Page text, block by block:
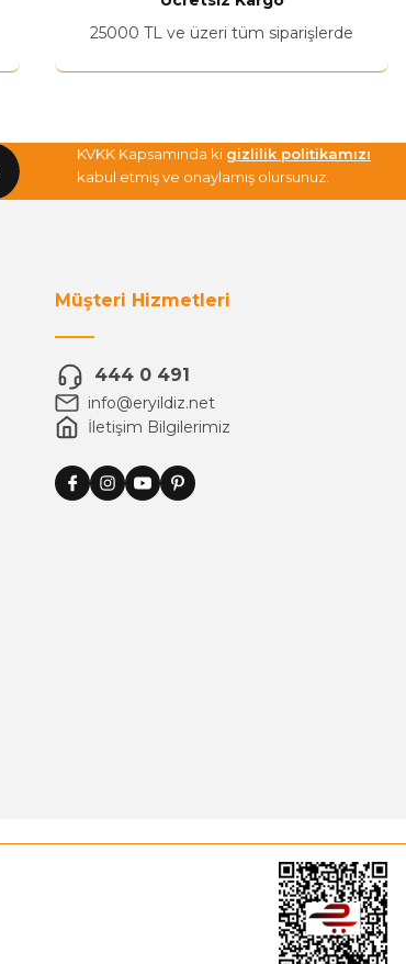
25000 TL ve üzeri tüm siparişlerde
KVKK Kapsamında ki gizlilik politikamızı
kabul etmiş ve onaylamış olursunuz.
Müşteri Hizmetleri
444 0 491
info@eryildiz.net
İletişim Bilgilerimiz